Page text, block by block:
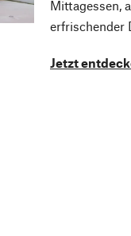
Mittagessen,
erfrischender
Jetzt